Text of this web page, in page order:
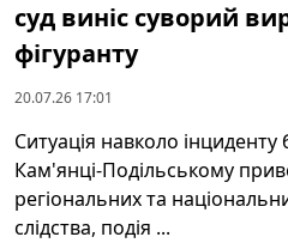
суд виніс суворий
фігуранту
20.07.26 17:01
Ситуація навколо інциденту
Кам'янці-Подільському
регіональних та
слідства, подія ...